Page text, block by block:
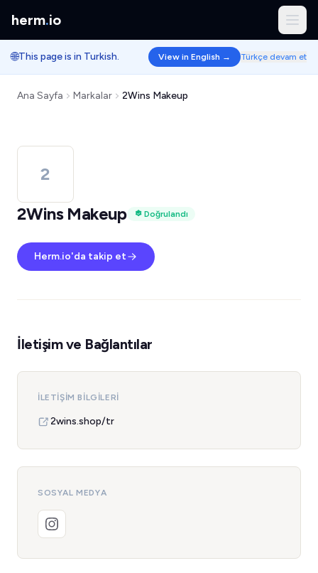
herm.io
🌐This page is in Turkish. View in English → Türkçe devam et
Ana Sayfa Markalar 2Wins Makeup
2
2Wins Makeup
Doğrulandı
Herm.io'da takip et
İletişim ve Bağlantılar
İLETIŞIM BILGILERI
2wins.shop/tr
SOSYAL MEDYA